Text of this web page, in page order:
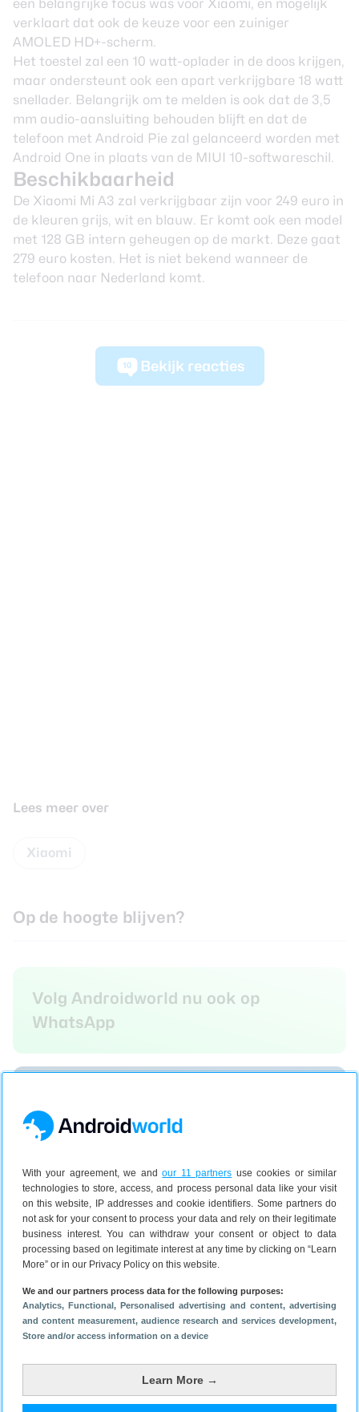
With your agreement, we andour 11 partners use cookies or similar
technologies to store, access, and process personal data like your visit
on this website, IP addresses and cookie identifiers. Some partners do
not ask for your consent to process your data and rely on their legitimate
business interest. You can withdraw your consent or object to data
processing based on legitimate interest at any time by clicking on “Learn
More” or in our Privacy Policy on this website.
We and our partners process data for the following purposes:
Analytics, Functional , Personalised advertising and content, advertising
and content measurement, audience research and services development,
Store and/or access information on a device
Learn More →
een belangrijke focus was voor Xiaomi, en mogelijk
verklaart dat ook de keuze voor een zuiniger
AMOLED HD+-scherm.
Het toestel zal een 10 watt-oplader in de doos krijgen,
maar ondersteunt ook een apart verkrijgbare 18 watt
snellader. Belangrijk om te melden is ook dat de 3,5
mm audio-aansluiting behouden blijft en dat de
telefoon met Android Pie zal gelanceerd worden met
Android One in plaats van de MIUI 10-softwareschil.
Beschikbaarheid
De Xiaomi Mi A3 zal verkrijgbaar zijn voor 249 euro in
de kleuren grijs, wit en blauw. Er komt ook een model
met 128 GB intern geheugen op de markt. Deze gaat
279 euro kosten. Het is niet bekend wanneer de
telefoon naar Nederland komt.
10 Bekijk reacties
Lees meer over
Xiaomi
Op de hoogte blijven?
Volg Androidworld nu ook op
WhatsApp
Androidworld-app!
Ontvang het Android-nieuws in je
mail
Bekijk ook
Xiaomi 18 Pro wordt eerste
smartphone met Snapdragon 8 Elite
Gen 6 en krijgt flinke prijsstijging